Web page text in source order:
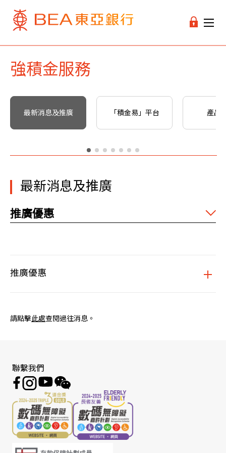
強積金服務
最新消息及推廣 「積金易」平台 產品
最新消息及推廣
推廣優惠
推廣優惠
請點擊此處查閱過往消息。
聯繫我們